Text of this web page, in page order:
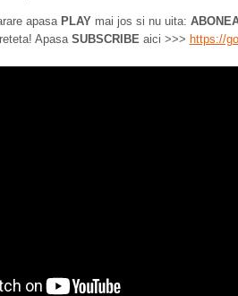
apasa PLAY mai jos si nu uita:
Apasa SUBSCRIBEaici >>> https://